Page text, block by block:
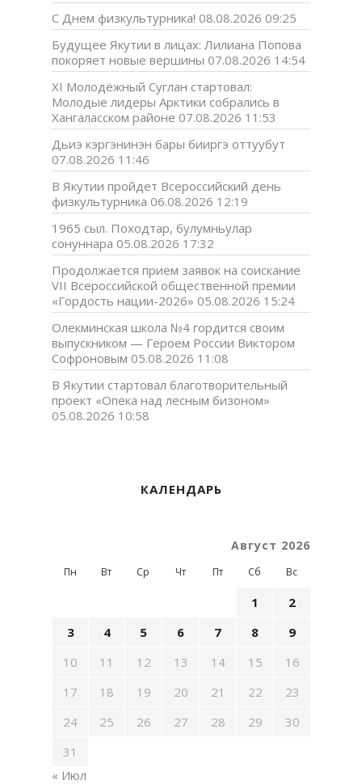
С Днем физкультурника! 08.08.2026 09:25
Будущее Якутии в лицах: Лилиана Попова
покоряет новые вершины 07.08.2026 14:54
XI Молодёжный Суглан стартовал:
Молодые лидеры Арктики собрались в
Хангаласском районе 07.08.2026 11:53
Дьиэ кэргэнинэн бары бииргэ оттуубут
07.08.2026 11:46
В Якутии пройдет Всероссийский день
физкультурника 06.08.2026 12:19
1965 сыл. Походтар, булумньулар
сонуннара 05.08.2026 17:32
Продолжается прием заявок на соискание
VII Всероссийской общественной премии
«Гордость нации-2026» 05.08.2026 15:24
Олекминская школа №4 гордится своим
выпускником — Героем России Виктором
Софроновым 05.08.2026 11:08
В Якутии стартовал благотворительный
проект «Опека над лесным бизоном»
05.08.2026 10:58
КАЛЕНДАРЬ
Август 2026
Пн Вт Ср Чт Пт Сб Вс
1
2
3
4 5 6 7 8
9
10
11 12 13 14 15
16
17
18 19 20 21 22
23
24
25 26 27 28 29
30
31
« Июл